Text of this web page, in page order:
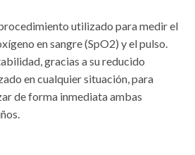
utilizado para medir el
en sangre (SpO2) y el pulso.
gracias a su reducido
en cualquier situación, para
de forma inmediata ambas